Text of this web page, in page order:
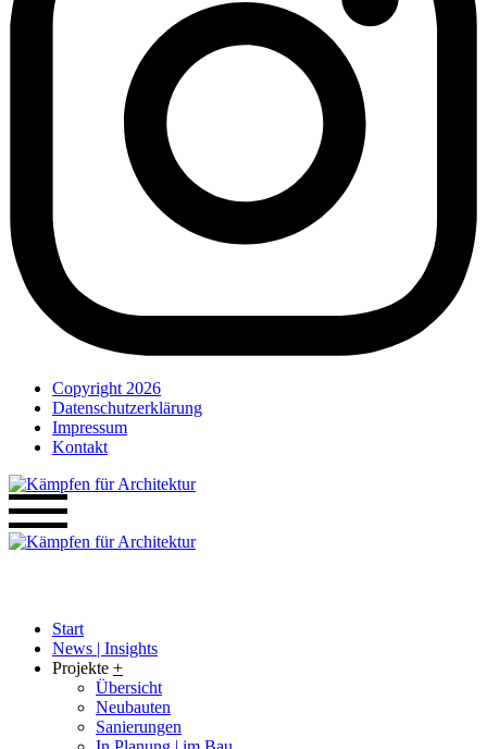
Copyright 2026
Datenschutzerklärung
Impressum
Kontakt
Start
News | Insights
Projekte +
Übersicht
Neubauten
Sanierungen